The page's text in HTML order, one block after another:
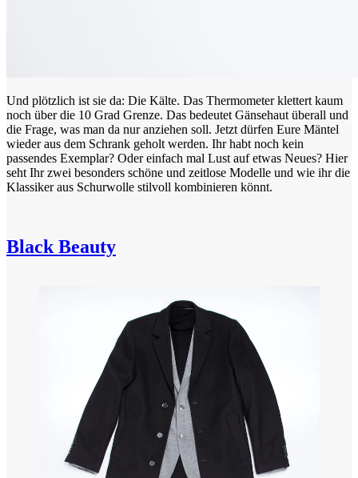
Und plötzlich ist sie da: Die Kälte. Das Thermometer klettert kaum
noch über die 10 Grad Grenze. Das bedeutet Gänsehaut überall und
die Frage, was man da nur anziehen soll. Jetzt dürfen Eure Mäntel
wieder aus dem Schrank geholt werden. Ihr habt noch kein
passendes Exemplar? Oder einfach mal Lust auf etwas Neues? Hier
seht Ihr zwei besonders schöne und zeitlose Modelle und wie ihr die
Klassiker aus Schurwolle stilvoll kombinieren könnt.
Black Beauty